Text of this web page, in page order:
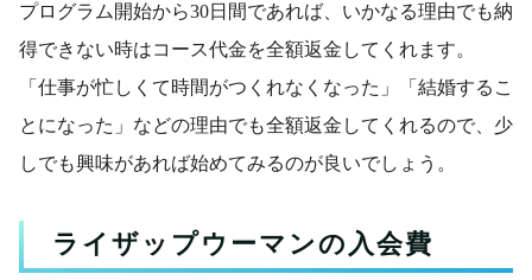
プログラム開始から30日間であれば、いかなる理由でも納
得できない時はコース代金を全額返金してくれます。
「仕事が忙しくて時間がつくれなくなった」「結婚するこ
とになった」などの理由でも全額返金してくれるので、少
しでも興味があれば始めてみるのが良いでしょう。
ライザップウーマンの入会費